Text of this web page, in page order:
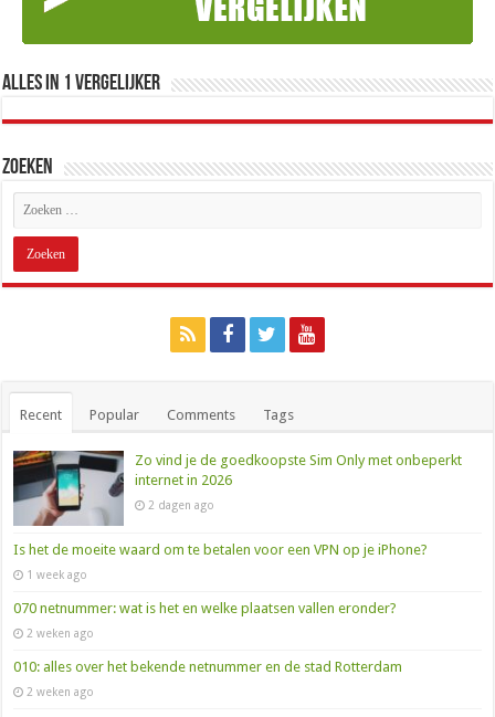
Alles in 1 Vergelijker
Zoeken
Recent Popular Comments Tags
Zo vind je de goedkoopste Sim Only met onbeperkt
internet in 2026
2 dagen ago
Is het de moeite waard om te betalen voor een VPN op je iPhone?
1 week ago
070 netnummer: wat is het en welke plaatsen vallen eronder?
2 weken ago
010: alles over het bekende netnummer en de stad Rotterdam
2 weken ago